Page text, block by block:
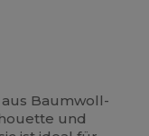
Baumwoll-
und